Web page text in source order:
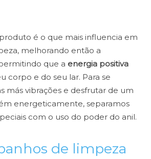
é o que mais influencia em
melhorando então a
que a energia positiva
corpo e do seu lar. Para se
más vibrações e desfrutar de um
energeticamente, separamos
com o uso do poder do anil.
de limpeza